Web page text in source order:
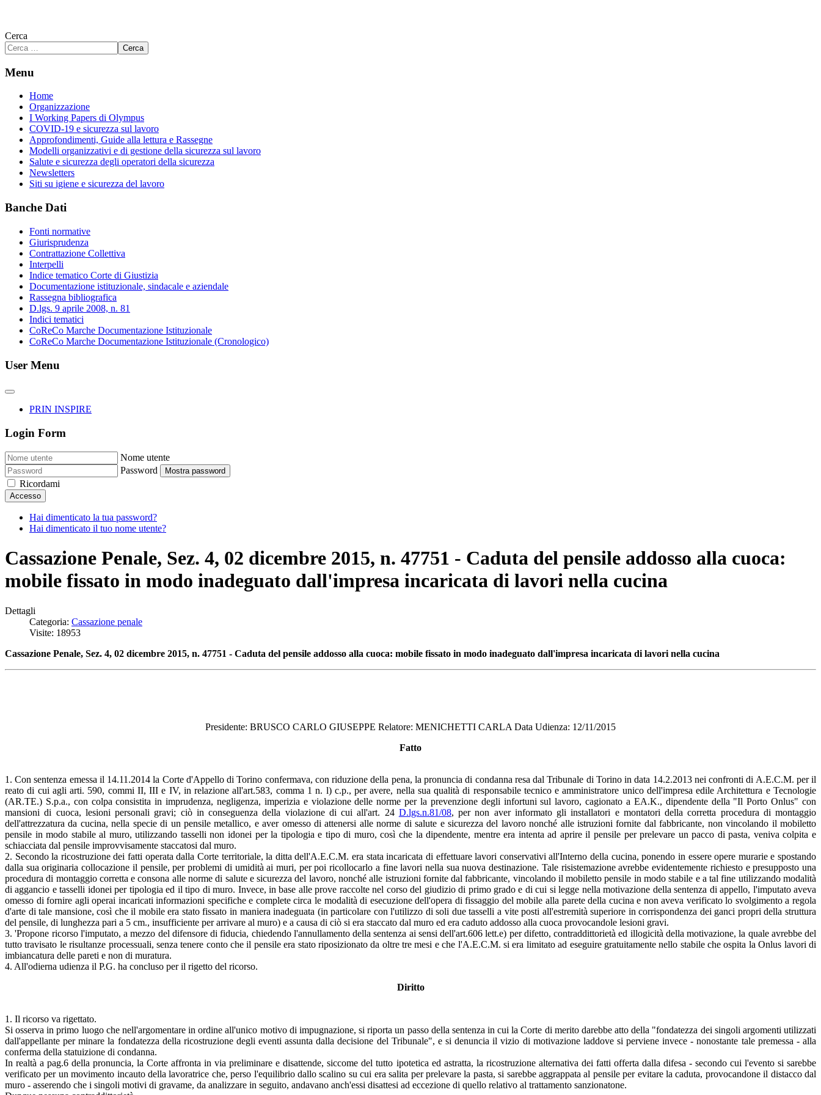
Cerca
Cerca
Menu
Home
Organizzazione
I Working Papers di Olympus
COVID-19 e sicurezza sul lavoro
Approfondimenti, Guide alla lettura e Rassegne
Modelli organizzativi e di gestione della sicurezza sul lavoro
Salute e sicurezza degli operatori della sicurezza
Newsletters
Siti su igiene e sicurezza del lavoro
Banche Dati
Fonti normative
Giurisprudenza
Contrattazione Collettiva
Interpelli
Indice tematico Corte di Giustizia
Documentazione istituzionale, sindacale e aziendale
Rassegna bibliografica
D.lgs. 9 aprile 2008, n. 81
Indici tematici
CoReCo Marche Documentazione Istituzionale
CoReCo Marche Documentazione Istituzionale (Cronologico)
User Menu
PRIN INSPIRE
Login Form
Nome utente
Password
Mostra password
Ricordami
Accesso
Hai dimenticato la tua password?
Hai dimenticato il tuo nome utente?
Cassazione Penale, Sez. 4, 02 dicembre 2015, n. 47751 - Caduta del pensile addosso alla cuoca:
mobile fissato in modo inadeguato dall'impresa incaricata di lavori nella cucina
Dettagli
Categoria: Cassazione penale
Visite: 18953
Cassazione Penale, Sez. 4, 02 dicembre 2015, n. 47751 - Caduta del pensile addosso alla cuoca: mobile fissato in modo inadeguato dall'impresa incaricata di lavori nella cucina
Presidente: BRUSCO CARLO GIUSEPPE Relatore: MENICHETTI CARLA Data Udienza: 12/11/2015
Fatto
1. Con sentenza emessa il 14.11.2014 la Corte d'Appello di Torino confermava, con riduzione della pena, la pronuncia di condanna resa dal Tribunale di Torino in data 14.2.2013 nei confronti di A.E.C.M. per il
reato di cui agli arti. 590, commi II, III e IV, in relazione all'art.583, comma 1 n. l) c.p., per avere, nella sua qualità di responsabile tecnico e amministratore unico dell'impresa edile Architettura e Tecnologie
(AR.TE.) S.p.a., con colpa consistita in imprudenza, negligenza, imperizia e violazione delle norme per la prevenzione degli infortuni sul lavoro, cagionato a EA.K., dipendente della "Il Porto Onlus" con
mansioni di cuoca, lesioni personali gravi; ciò in conseguenza della violazione di cui all'art. 24 D.lgs.n.81/08, per non aver informato gli installatori e montatori della corretta procedura di montaggio
dell'attrezzatura da cucina, nella specie di un pensile metallico, e aver omesso di attenersi alle norme di salute e sicurezza del lavoro nonché alle istruzioni fornite dal fabbricante, non vincolando il mobiletto
pensile in modo stabile al muro, utilizzando tasselli non idonei per la tipologia e tipo di muro, così che la dipendente, mentre era intenta ad aprire il pensile per prelevare un pacco di pasta, veniva colpita e
schiacciata dal pensile improvvisamente staccatosi dal muro.
2. Secondo la ricostruzione dei fatti operata dalla Corte territoriale, la ditta dell'A.E.C.M. era stata incaricata di effettuare lavori conservativi all'Interno della cucina, ponendo in essere opere murarie e spostando
dalla sua originaria collocazione il pensile, per problemi di umidità ai muri, per poi ricollocarlo a fine lavori nella sua nuova destinazione. Tale risistemazione avrebbe evidentemente richiesto e presupposto una
procedura di montaggio corretta e consona alle norme di salute e sicurezza del lavoro, nonché alle istruzioni fornite dal fabbricante, vincolando il mobiletto pensile in modo stabile e a tal fine utilizzando modalità
di aggancio e tasselli idonei per tipologia ed il tipo di muro. Invece, in base alle prove raccolte nel corso del giudizio di primo grado e di cui si legge nella motivazione della sentenza di appello, l'imputato aveva
omesso di fornire agli operai incaricati informazioni specifiche e complete circa le modalità di esecuzione dell'opera di fissaggio del mobile alla parete della cucina e non aveva verificato lo svolgimento a regola
d'arte di tale mansione, così che il mobile era stato fissato in maniera inadeguata (in particolare con l'utilizzo di soli due tasselli a vite posti all'estremità superiore in corrispondenza dei ganci propri della struttura
del pensile, di lunghezza pari a 5 cm., insufficiente per arrivare al muro) e a causa di ciò si era staccato dal muro ed era caduto addosso alla cuoca provocandole lesioni gravi.
3. 'Propone ricorso l'imputato, a mezzo del difensore di fiducia, chiedendo l'annullamento della sentenza ai sensi dell'art.606 lett.e) per difetto, contraddittorietà ed illogicità della motivazione, la quale avrebbe del
tutto travisato le risultanze processuali, senza tenere conto che il pensile era stato riposizionato da oltre tre mesi e che l'A.E.C.M. si era limitato ad eseguire gratuitamente nello stabile che ospita la Onlus lavori di
imbiancatura delle pareti e non di muratura.
4. All'odierna udienza il P.G. ha concluso per il rigetto del ricorso.
Diritto
1. Il ricorso va rigettato.
Si osserva in primo luogo che nell'argomentare in ordine all'unico motivo di impugnazione, si riporta un passo della sentenza in cui la Corte di merito darebbe atto della "fondatezza dei singoli argomenti utilizzati
dall'appellante per minare la fondatezza della ricostruzione degli eventi assunta dalla decisione del Tribunale", e si denuncia il vizio di motivazione laddove si perviene invece - nonostante tale premessa - alla
conferma della statuizione di condanna.
In realtà a pag.6 della pronuncia, la Corte affronta in via preliminare e disattende, siccome del tutto ipotetica ed astratta, la ricostruzione alternativa dei fatti offerta dalla difesa - secondo cui l'evento si sarebbe
verificato per un movimento incauto della lavoratrice che, perso l'equilibrio dallo scalino su cui era salita per prelevare la pasta, si sarebbe aggrappata al pensile per evitare la caduta, provocandone il distacco dal
muro - asserendo che i singoli motivi di gravame, da analizzare in seguito, andavano anch'essi disattesi ad eccezione di quello relativo al trattamento sanzionatone.